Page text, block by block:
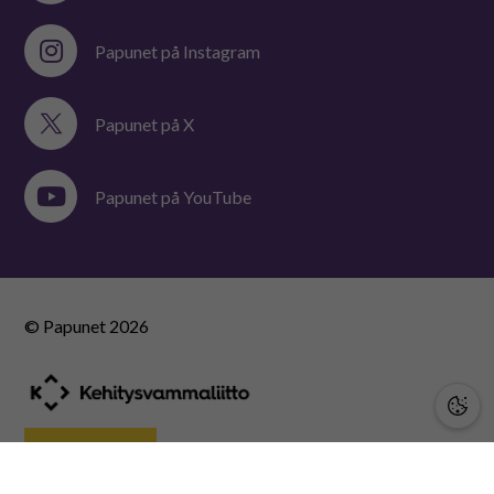
Papunet på Instagram
Papunet på X
Papunet på YouTube
© Papunet 2026